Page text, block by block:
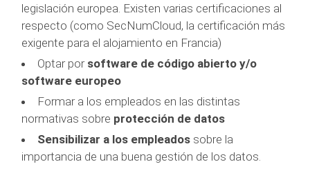
legislación europea. Existen varias certificaciones al
respecto (como SecNumCloud, la certificación más
exigente para el alojamiento en Francia)
Optar por software de código abierto y/o
software europeo
Formar a los empleados en las distintas
normativas sobre protección de datos
Sensibilizar a los empleados sobre la
importancia de una buena gestión de los datos.